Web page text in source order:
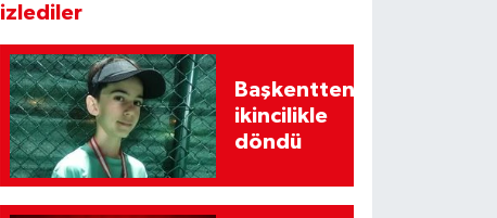
izlediler
Başkentten
ikincilikle
döndü